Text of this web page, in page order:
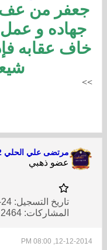
جعفر من عف
جهاده و عمل
خاف عقابه
>
>
مرتضى علي الحلي 12
عضو ذهبي
تاريخ التسجيل: 24-07-2010
المشاركات: 2464
12-12-2014, 08:00 PM